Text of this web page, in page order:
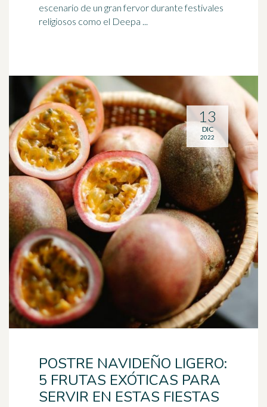
escenario de un gran fervor durante festivales
religiosos como el Deepa ...
POSTRE NAVIDEÑO LIGERO:
5 FRUTAS EXÓTICAS PARA
SERVIR EN ESTAS FIESTAS
13
DIC
2022